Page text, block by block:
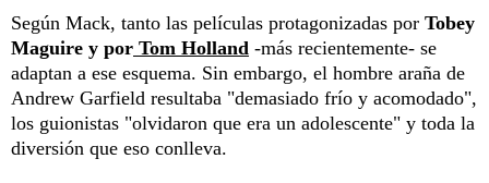
Según Mack, tanto las películas protagonizadas por Tobey
Maguire y por Tom Holland -más recientemente- se
adaptan a ese esquema. Sin embargo, el hombre araña de
Andrew Garfield resultaba "demasiado frío y acomodado",
los guionistas "olvidaron que era un adolescente" y toda la
diversión que eso conlleva.